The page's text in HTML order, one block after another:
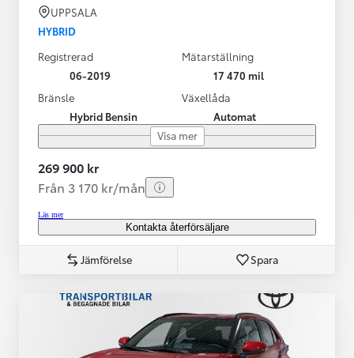
UPPSALA
HYBRID
Registrerad
06-2019
Mätarställning
17 470 mil
Bränsle
Hybrid Bensin
Växellåda
Automat
Visa mer
269 900 kr
Från 3 170 kr/mån
Läs mer
Kontakta återförsäljare
Jämförelse Spara